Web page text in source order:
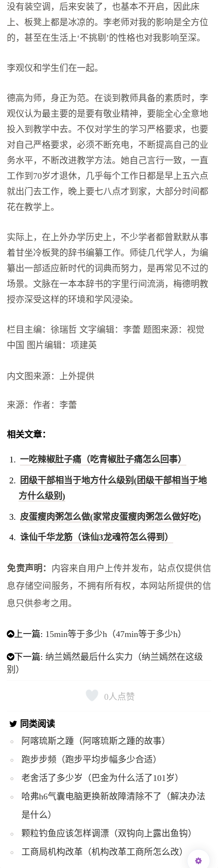
没有装空调，后来安装了，也基本不开启，因此床
上、板凳上都是冰凉的。李老师对我的影响是全方位
的，甚至在生活上‘不挑剔’的性格也对我影响至深。
李观仪和学生们在一起。
德高为师，身正为范。在谈到教师具备的素质时，李
观仪认为最主要的是要有敬业精神，要能全心全意地
投入到教学中去。不仅对学生的学习严格要求，也要
对自己严格要求，必须不断充电，不断提高自己的业
务水平，不断改进教学方法。她自己言行一致，一直
工作到70岁才退休，几乎每个工作日都是早上五六点
就出门去工作，晚上要七八点才到家，大部分时间都
花在教学上。
实际上，在上外办学历史上，不少学者都曾默默从事
着甘坐冷板凳的辞书编纂工作。师徒几代学人，为编
纂出一部适应新时代的词典而努力，是再常见不过的
场景。文脉在一本本辞书的字里行间流淌，梅德明教
授亦深受这样的环境和学风浸染。
栏目主编：徐瑞哲 文字编辑：李蕾 题图来源：视觉
中国 图片编辑：项建英
内文图来源：上外提供
来源：作者：李蕾
相关文章：
一吃辣椒肚子痛（吃青椒肚子痛怎么回事）
团级干部相当于地方什么级别(团级干部相当于地
方什么级别)
皮蛋瘦肉粥怎么做(家常皮蛋瘦肉粥怎么做好吃)
诛仙千华龙筋（诛仙3龙魂符怎么得到）
免责声明： 内容来自用户上传并发布，站点仅提供信
息存储空间服务，不拥有所有权，本网站所提供的信
息只供参考之用。
上一篇: 15min等于多少h（47min等于多少h）
下一篇:纳兰嫣然最后什么实力（纳兰嫣然在这级
别）
0 人点赞
同类阅读
阿喀琉斯之踵（阿喀琉斯之踵的故事）
跑步步频（跑步平均步幅多少合适）
老舍活了多少岁（巴金为什么活了101岁）
哈弗h6气囊电脑更换新故障清除不了（解决办法
是什么）
颗粒钓鱼应该怎样调漂（双钩向上露出鱼钩）
工商局机构改革（机构改革工商所怎么改）